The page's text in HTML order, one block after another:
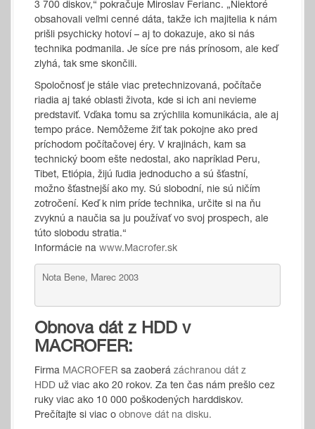
3 700 diskov,“ pokračuje Miroslav Ferianc. „Niektoré
obsahovali veľmi cenné dáta, takže ich majitelia k nám
prišli psychicky hotoví – aj to dokazuje, ako si nás
technika podmanila. Je síce pre nás prínosom, ale keď
zlyhá, tak sme skončili.
Spoločnosť je stále viac pretechnizovaná, počítače
riadia aj také oblasti života, kde si ich ani nevieme
predstaviť. Vďaka tomu sa zrýchlila komunikácia, ale aj
tempo práce. Nemôžeme žiť tak pokojne ako pred
príchodom počítačovej éry. V krajinách, kam sa
technický boom ešte nedostal, ako napríklad Peru,
Tibet, Etiópia, žijú ľudia jednoducho a sú šťastní,
možno šťastnejší ako my. Sú slobodní, nie sú ničím
zotročení. Keď k nim príde technika, určite si na ňu
zvyknú a naučia sa ju používať vo svoj prospech, ale
túto slobodu stratia.“
Informácie na www.Macrofer.sk
Nota Bene, Marec 2003
Obnova dát z HDD v
MACROFER:
Firma MACROFER sa zaoberá záchranou dát z
HDD už viac ako 20 rokov. Za ten čas nám prešlo cez
ruky viac ako 10 000 poškodených harddiskov.
Prečítajte si viac o obnove dát na disku.